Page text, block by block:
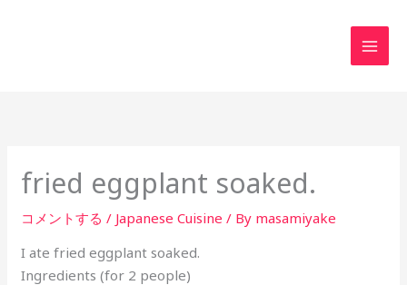
fried eggplant soaked.
コメントする / Japanese Cuisine / By masamiyake
I ate fried eggplant soaked.
Ingredients (for 2 people)